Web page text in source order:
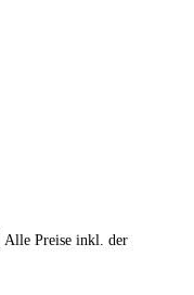
Alle Preise inkl. der